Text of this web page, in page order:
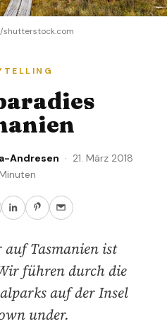
Andresen · 21. März 2018
Tasmanien ist
führen durch die
auf der Insel
under.